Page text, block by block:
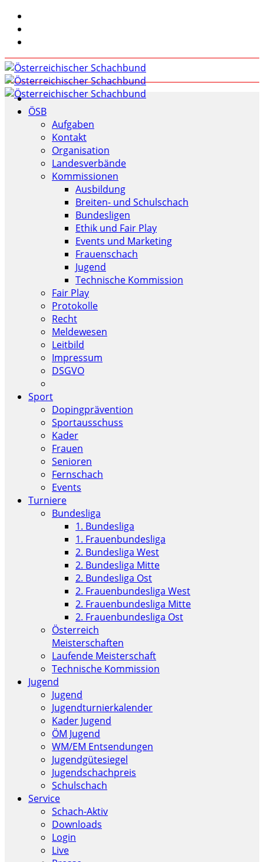
ÖSB
Aufgaben
Kontakt
Organisation
Landesverbände
Kommissionen
Ausbildung
Breiten- und Schulschach
Bundesligen
Ethik und Fair Play
Events und Marketing
Frauenschach
Jugend
Technische Kommission
Fair Play
Protokolle
Recht
Meldewesen
Leitbild
Impressum
DSGVO
Sport
Dopingprävention
Sportausschuss
Kader
Frauen
Senioren
Fernschach
Events
Turniere
Bundesliga
1. Bundesliga
1. Frauenbundesliga
2. Bundesliga West
2. Bundesliga Mitte
2. Bundesliga Ost
2. Frauenbundesliga West
2. Frauenbundesliga Mitte
2. Frauenbundesliga Ost
Österreich
Meisterschaften
Laufende Meisterschaft
Technische Kommission
Jugend
Jugend
Jugendturnierkalender
Kader Jugend
ÖM Jugend
WM/EM Entsendungen
Jugendgütesiegel
Jugendschachpreis
Schulschach
Service
Schach-Aktiv
Downloads
Login
Live